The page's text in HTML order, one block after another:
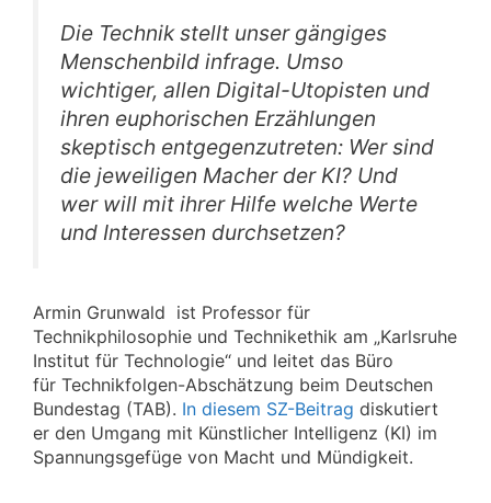
Die Technik stellt unser gängiges
Menschenbild infrage. Umso
wichtiger, allen Digital-Utopisten und
ihren euphorischen Erzählungen
skeptisch entgegenzutreten: Wer sind
die jeweiligen Macher der KI? Und
wer will mit ihrer Hilfe welche Werte
und Interessen durchsetzen?
Armin Grunwald ist Professor für
Technikphilosophie und Technikethik am „Karlsruhe
Institut für Technologie“ und leitet das Büro
für Technikfolgen-Abschätzung beim Deutschen
Bundestag (TAB). In diesem SZ-Beitrag diskutiert
er den Umgang mit Künstlicher Intelligenz (KI) im
Spannungsgefüge von Macht und Mündigkeit.